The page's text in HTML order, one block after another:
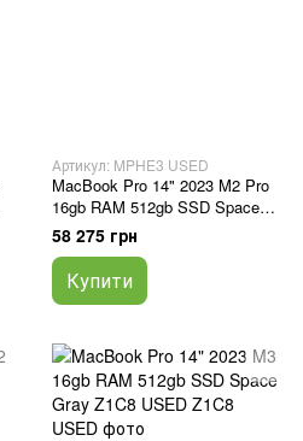
Артикул: MPHE3 USED
MacBook Pro 14" 2023 M2 Pro
16gb RAM 512gb SSD Space
Gray MPHE3 USED
58 275 грн
Купити